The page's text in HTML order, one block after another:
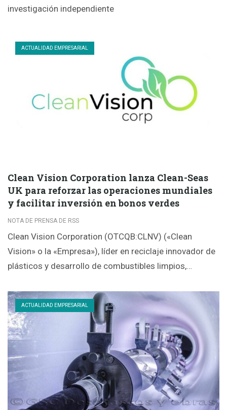
investigación independiente
ACTUALIDAD EMPRESARIAL
Clean Vision Corporation lanza Clean-Seas
UK para reforzar las operaciones mundiales
y facilitar inversión en bonos verdes
NOTA DE PRENSA DE RSS
Clean Vision Corporation (OTCQB:CLNV) («Clean
Vision» o la «Empresa»), líder en reciclaje innovador de
plásticos y desarrollo de combustibles limpios,…
ACTUALIDAD EMPRESARIAL